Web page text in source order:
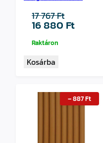
17 767Ft
Original
was:
767 Ft.
16 880 FtCurrent
Raktáron
Kosárba
–887Ft